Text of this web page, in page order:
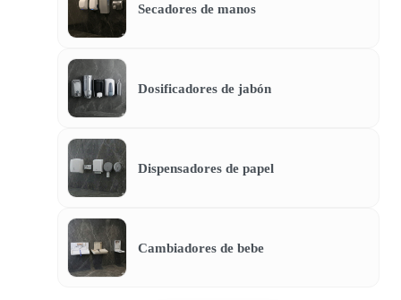
Secadores de manos
Dosificadores de jabón
Dispensadores de papel
Cambiadores de bebe